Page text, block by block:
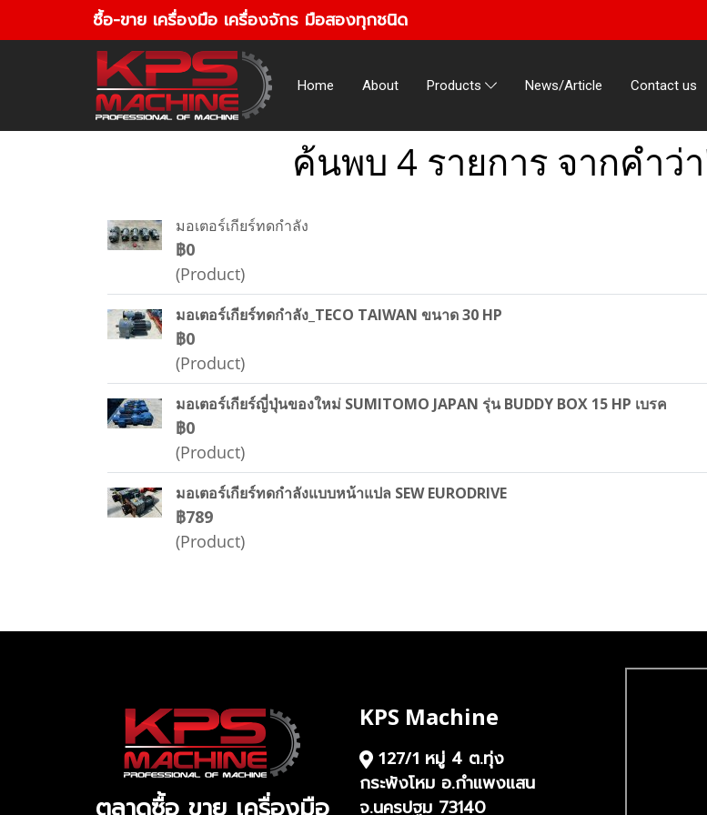
ซื้อ-ขาย เครื่องมือ เครื่องจักร มือสองทุกชนิด
Home About Products News/Article Contact us
ค้นพบ 4 รายการ จากคำว่
มอเตอร์เกียร์ทดกำลัง
฿0
(Product)
มอเตอร์เกียร์ทดกำลัง_TECO TAIWAN ขนาด 30 HP
฿0
(Product)
มอเตอร์เกียร์ญี่ปุ่นของใหม่ SUMITOMO JAPAN รุ่น BUDDY BOX 15 HP เบรค
฿0
(Product)
มอเตอร์เกียร์ทดกำลังแบบหน้าแปล SEW EURODRIVE
฿789
(Product)
KPS Machine
127/1 หมู่ 4 ต.ทุ่ง
กระพังโหม อ.กำแพงแสน
จ.นครปฐม 73140